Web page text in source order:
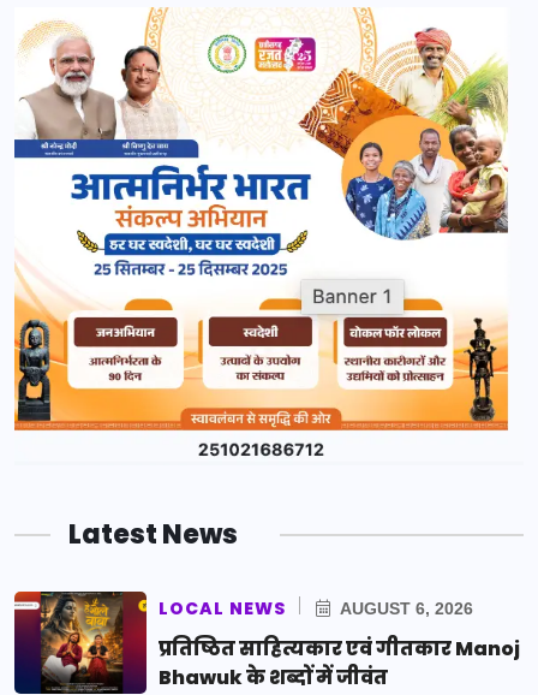
Latest News
LOCAL NEWS AUGUST 6, 2026
प्रतिष्ठित साहित्यकार एवं गीतकार Manoj
Bhawuk के शब्दों में जीवंत